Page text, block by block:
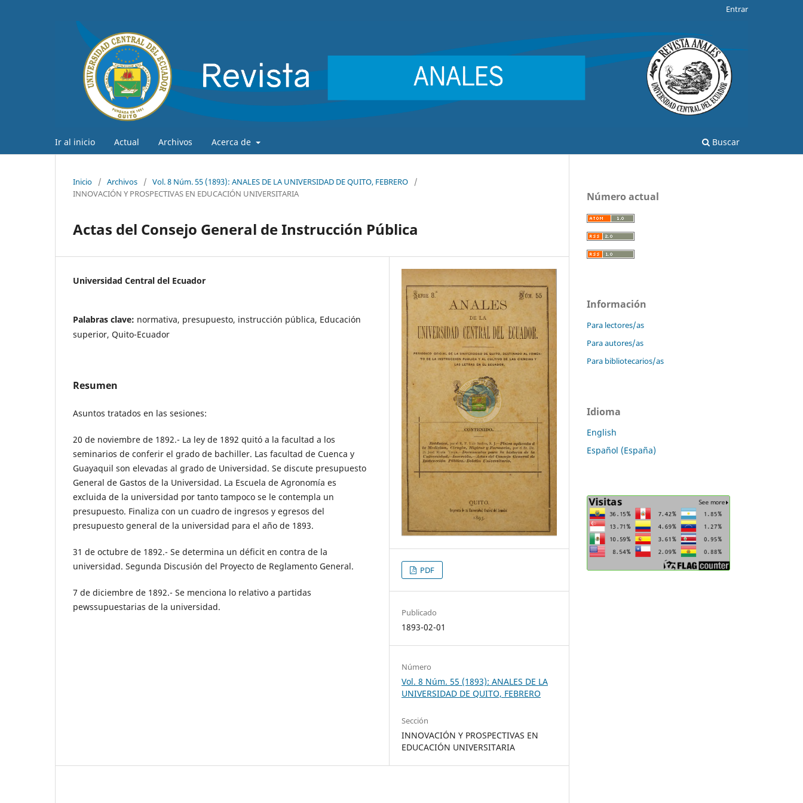
Ir al inicio Actual Archivos Acerca de Buscar
Entrar
Inicio / Archivos / Vol. 8 Núm. 55 (1893): ANALES DE LA UNIVERSIDAD DE QUITO, FEBRERO
/
INNOVACIÓN Y PROSPECTIVAS EN EDUCACIÓN UNIVERSITARIA
Actas del Consejo General de Instrucción Pública
Universidad Central del Ecuador
Palabras clave: normativa, presupuesto, instrucción pública, Educación
superior, Quito-Ecuador
Resumen
Asuntos tratados en las sesiones:
20 de noviembre de 1892.- La ley de 1892 quitó a la facultad a los
seminarios de conferir el grado de bachiller. Las facultad de Cuenca y
Guayaquil son elevadas al grado de Universidad. Se discute presupuesto
General de Gastos de la Universidad. La Escuela de Agronomía es
excluida de la universidad por tanto tampoco se le contempla un
presupuesto. Finaliza con un cuadro de ingresos y egresos del
presupuesto general de la universidad para el año de 1893.
31 de octubre de 1892.- Se determina un déficit en contra de la
universidad. Segunda Discusión del Proyecto de Reglamento General.
7 de diciembre de 1892.- Se menciona lo relativo a partidas
pewssupuestarias de la universidad.
PDF
Publicado
1893-02-01
Número
Vol. 8 Núm. 55 (1893): ANALES DE LA
UNIVERSIDAD DE QUITO, FEBRERO
Sección
INNOVACIÓN Y PROSPECTIVAS EN
EDUCACIÓN UNIVERSITARIA
Número actual
Información
Para lectores/as
Para autores/as
Para bibliotecarios/as
Idioma
English
Español (España)